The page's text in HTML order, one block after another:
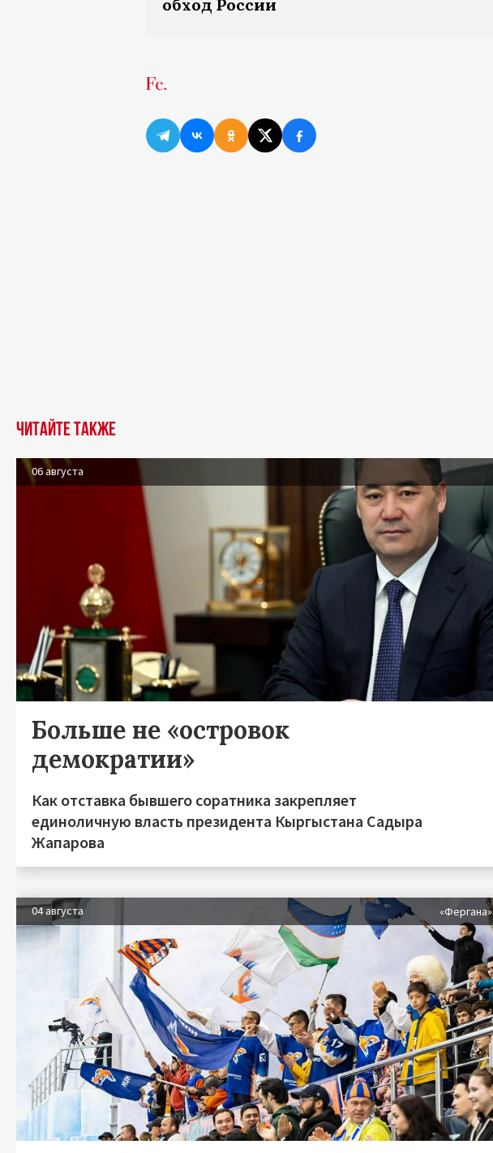
обход России
Читайте также
06 августа
Больше не «островок
демократии»
Как отставка бывшего соратника закрепляет
единоличную власть президента Кыргыстана Садыра
Жапарова
04 августа «Фергана»